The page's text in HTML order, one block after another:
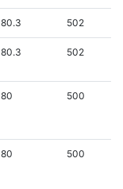
80.3 502
80.3 502
80 500
80 500